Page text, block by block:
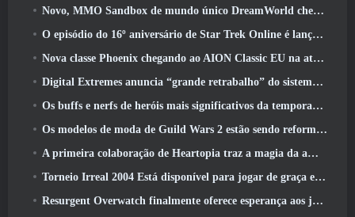
Novo, MMO Sandbox de mundo único DreamWorld chegando ao Steam com acesso antecipado
O episódio do 16º aniversário de Star Trek Online é lançado como parte da atualização de “corrupção”
Nova classe Phoenix chegando ao AION Classic EU na atualização ‘Ignite’
Digital Extremes anuncia “grande retrabalho” do sistema de progressão de jogadores do Soulframe
Os buffs e nerfs de heróis mais significativos da temporada 6.5
Os modelos de moda de Guild Wars 2 estão sendo reformulados com base no feedback dos jogadores
A primeira colaboração de Heartopia traz a magia da amizade de My Little Pony
Torneio Irreal 2004 Está disponível para jogar de graça e a Epic não processará ninguém por isso
Resurgent Overwatch finalmente oferece esperança aos jogadores